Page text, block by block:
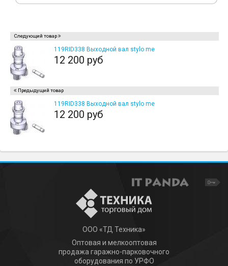
Следующий товар
119RID338 Выходной вал stylo me
12 200 руб
Предыдущий товар
119RID338 Выходной вал stylo me
12 200 руб
ООО «ТД Техника»
Оптовая и мелкооптовая
продажа гаражно-парковочного
оборудования по УРФО